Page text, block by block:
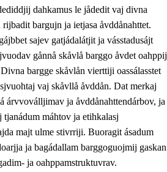
dahkamus le jådedit vaj divna
bargujn ja ietjasa åvddånahttet.
sajev gatjádalátjit ja vásstadusájt
gånnå skåvlå barggo åvdet oahppij
bargge skåvlån vierttiji oassálasstet
vaj skåvllå åvddån. Dat merkaj
árvvoválljimav ja åvddånahttendárbov, ja
tjanádum máhtov ja etihkalasj
majt ulme stivrriji. Buoragit ásadum
ja bagádallam barggoguojmij gaskan
ja oahppamstruktuvrav.